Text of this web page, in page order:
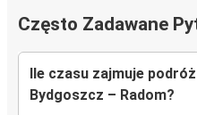
Często Zadawane
Ile czasu zajmuje
Bydgoszcz – Radom?